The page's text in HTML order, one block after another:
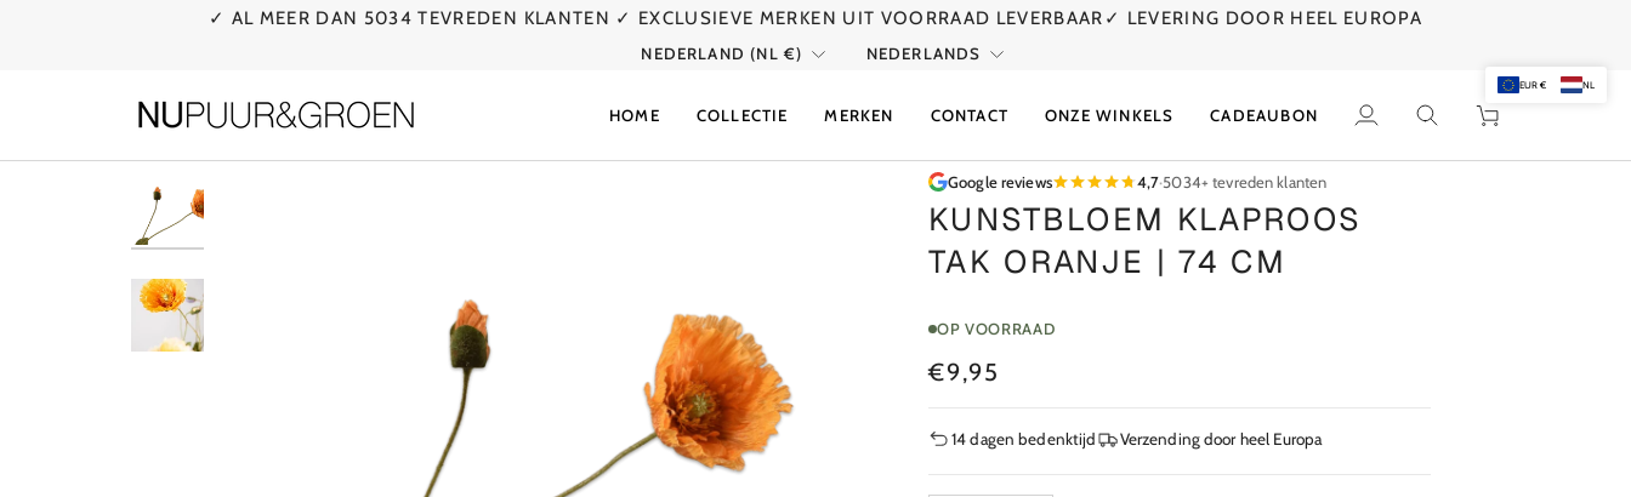
✓ AL MEER DAN 5034 TEVREDEN KLANTEN ✓ EXCLUSIEVE MERKEN UIT VOORRAAD LEVERBAAR ✓ LEVERING DOOR HEEL EUROPA
VALUTA
NEDERLAND (NL €) TAAL
NEDERLANDS
HOME COLLECTIE MERKEN CONTACT ONZE WINKELS CADEAUBON
Mijn
Zoek Winkelwagen
Google reviews 4,7·5034+ tevreden klanten
KUNSTBLOEM KLAPROOS
TAK ORANJE | 74 CM
OP VOORRAAD
€9,95
14 dagen bedenktijd Verzending door heel Europa
EUR € NL